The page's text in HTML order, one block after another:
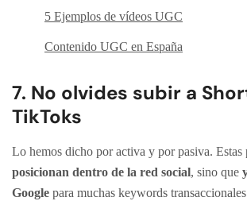
5 Ejemplos de vídeos UGC
Contenido UGC en España
7. No olvides subir a
TikToks
Lo hemos dicho por activa y por pasiva. Estas
posicionan dentro de la red social, sino que
Google para muchas keywords